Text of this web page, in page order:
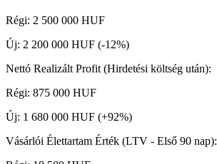
Régi: 2 500 000 HUF
Új: 2 200 000 HUF (-12%)
Nettó Realizált Profit (Hirdetési költség után):
Régi: 875 000 HUF
Új: 1 680 000 HUF (+92%)
Vásárlói Élettartam Érték (LTV - Első 90 nap):